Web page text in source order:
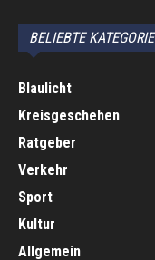
BELIEBTE KATEGORIE
Blaulicht
Kreisgeschehen
Ratgeber
Verkehr
Sport
Kultur
Allgemein